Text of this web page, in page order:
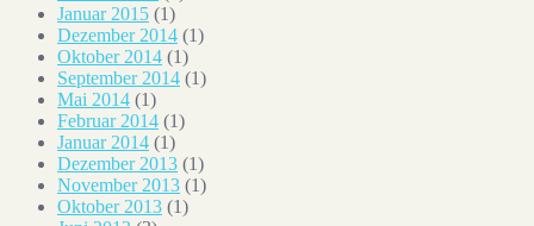
Januar 2015 (1)
Dezember 2014 (1)
Oktober 2014 (1)
September 2014 (1)
Mai 2014 (1)
Februar 2014 (1)
Januar 2014 (1)
Dezember 2013 (1)
November 2013 (1)
Oktober 2013 (1)